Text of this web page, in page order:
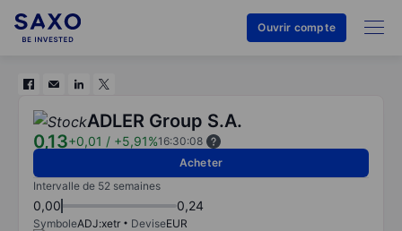
Ouvrir compte
ADLER Group S.A.
0,13+0,01 / +5,91%16:30:08
Acheter
Intervalle de 52 semaines
0,00 0,24
SymboleADJ:xetr DeviseEUR